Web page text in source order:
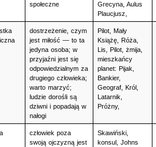
społeczne
Grecyna, Aulus
Plaucjusz,
dostrzeżenie, czym
jest miłość — to ta
jedyna osoba; w
przyjaźni jest się
odpowiedzialnym za
drugiego człowieka;
warto marzyć;
ludzie dorośli są
dziwni i popadają w
nałogi
Pilot, Mały
Książę, Róża,
Lis, Pilot, żmija,
mieszkańcy
planet: Pijak,
Bankier,
Geograf, Król,
Latarnik,
Próżny,
człowiek poza
swoją ojczyzną jest
Skawiński,
konsul, Johns